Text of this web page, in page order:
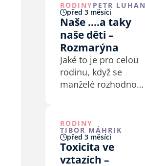
RODINYPETR LUHAN
před 3 měsíci
Naše ....a taky
naše děti –
Rozmarýna
Jaké to je pro celou
rodinu, když se
manželé rozhodnou
jejich osobní
zkušenost, ale také
na výchovné tipy
a na to, jak je “ušít na
RODINY
TIBOR MÁHRIK
před 3 měsíci
Toxicita ve
vztazích –